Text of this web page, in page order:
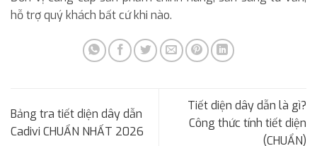
hỗ trợ quý khách bất cứ khi nào.
Bảng tra tiết diện dây dẫn
Cadivi CHUẨN NHẤT 2026
Tiết diện dây dẫn là gì?
Công thức tính tiết diện
(CHUẨN)